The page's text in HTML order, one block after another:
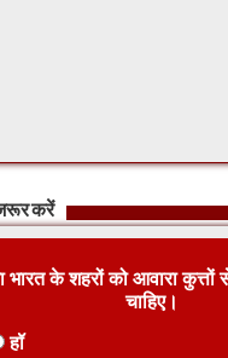
करें
भारत के शहरों को आवारा
चाहिए।
हॉ